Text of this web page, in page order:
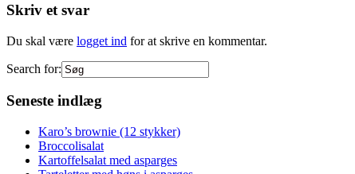
Skriv et svar
Du skal være logget ind for at skrive en kommentar.
Search for:
Seneste indlæg
Karo’s brownie (12 stykker)
Broccolisalat
Kartoffelsalat med asparges